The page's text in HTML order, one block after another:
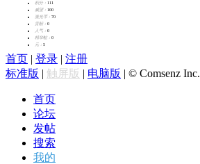
积分：
威望：
100
激光币： 70
贡献： 0
人气： 0
精华帖： 0
元： 5
首页 | 登录 | 注册
标准版 | 触屏版 | 电脑版 | © Comsenz Inc.
首页
论坛
发帖
搜索
我的